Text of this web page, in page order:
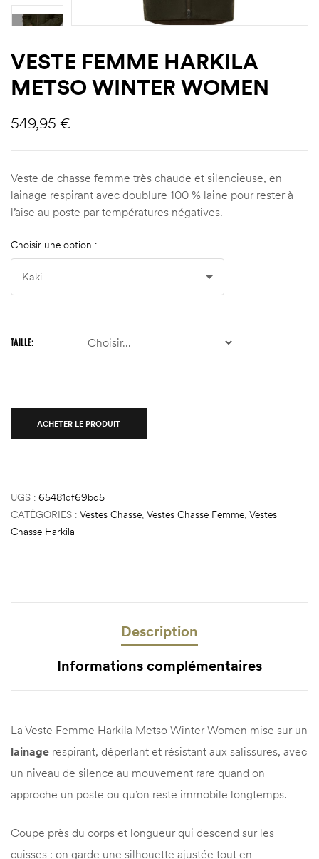
VESTE FEMME HARKILA
METSO WINTER WOMEN
549,95 €
Veste de chasse femme très chaude et silencieuse, en
lainage respirant avec doublure 100 % laine pour rester à
l’aise au poste par températures négatives.
Choisir une option :
TAILLE
ACHETER LE PRODUIT
UGS : 65481df69bd5
CATÉGORIES : Vestes Chasse, Vestes Chasse Femme, Vestes
Chasse Harkila
Description
Informations complémentaires
La Veste Femme Harkila Metso Winter Women mise sur un
lainage respirant, déperlant et résistant aux salissures, avec
un niveau de silence au mouvement rare quand on
approche un poste ou qu’on reste immobile longtemps.
Coupe près du corps et longueur qui descend sur les
cuisses : on garde une silhouette ajustée tout en